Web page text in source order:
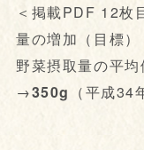
＜掲載PDF 12
量の増加（目標）
野菜摂取量の平
→350g （平成34